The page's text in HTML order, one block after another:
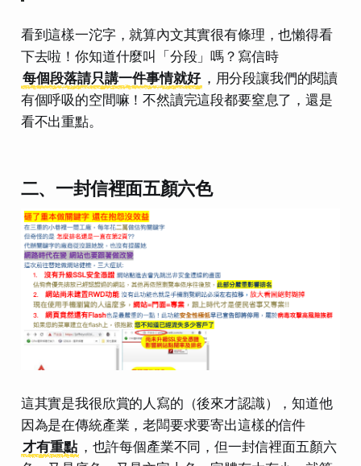
看到這樣一沱字，就算內文其實很有條理，也懶得看
下去啦！你知道什麼叫「分段」嗎？寫信時
每個段落請只講一件事情就好 ，用分段讓我們的閱讀
有個呼吸的空間嘛！不然讀完這段都要窒息了，還是
看不出重點。
二、一封信裡面五顏六色
這其實是我很欣賞的人寫的（後來才認識），知道他
因為是在傳統產業，老闆要求要寄出這樣的信件
才有重點 ，也許每個產業不同，但一封信裡面五顏六